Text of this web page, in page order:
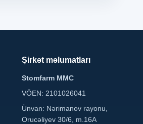
Şirkət məlumatları
Stomfarm MMC
VÖEN: 2101026041
Ünvan: Nərimanov rayonu,
Orucəliyev 30/6, m.16A